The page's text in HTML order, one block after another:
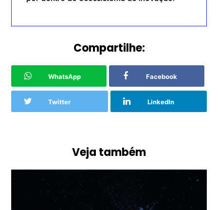
Compartilhe:
WhatsApp Facebook
Twitter LinkedIn
Veja também